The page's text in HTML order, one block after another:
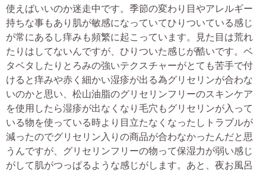
使えばいいのか迷走中です。季節の変わり目やアレルギー
持ちな事もあり肌が敏感になっていてひりついている感じ
が常にあるし痒みも頻繁に起こっています。見た目は荒れ
たりはしてないんですが、ひりついた感じが酷いです。ベ
タベタしたりとろみの強いテクスチャーがとても苦手で付
けると痒みや赤く細かい湿疹が出る為グリセリンが合わな
いのかと思い、松山油脂のグリセリンフリーのスキンケア
を使用したら湿疹が出なくなり毛穴もグリセリンが入って
いる物を使っている時より目立たなくなったしトラブルが
減ったのでグリセリン入りの商品が合わなかったんだと思
うんですが、グリセリンフリーの物って保湿力が弱い感じ
がして肌がつっぱるような感じがします。あと、夜お風呂